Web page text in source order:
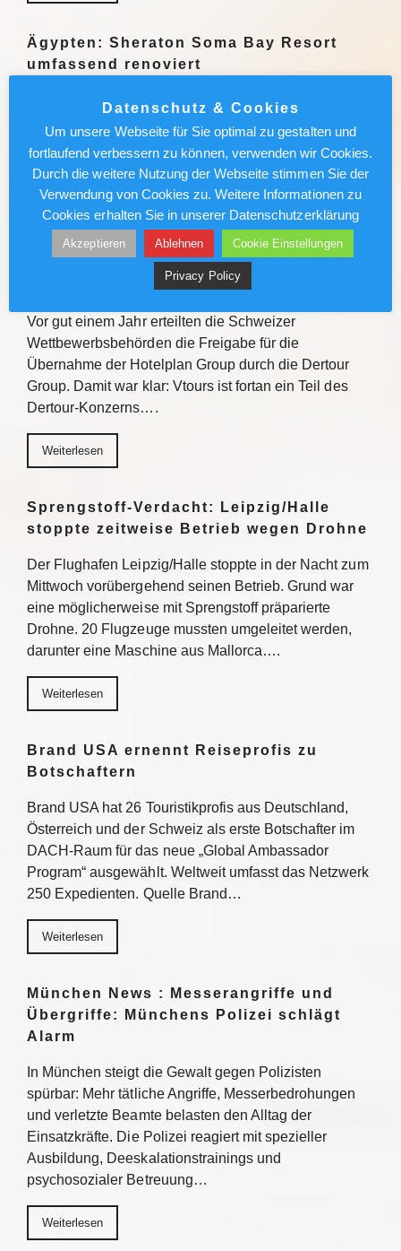
Ägypten: Sheraton Soma Bay Resort
umfassend renoviert
Das Sheraton Soma Bay Resort hat die umfassende
sowie Lobby und Restaurants des Fünf-Sterne-
Hauses in Ägypten wurden neu gestaltet. Quelle Das
Sheraton Soma Bay Resort hat…
Weiterlesen
Vtours: IT-Wechsel kommt voran
Vor gut einem Jahr erteilten die Schweizer
Wettbewerbsbehörden die Freigabe für die
Übernahme der Hotelplan Group durch die Dertour
Group. Damit war klar: Vtours ist fortan ein Teil des
Dertour-Konzerns….
Weiterlesen
Sprengstoff-Verdacht: Leipzig/Halle
stoppte zeitweise Betrieb wegen Drohne
Der Flughafen Leipzig/Halle stoppte in der Nacht zum
Mittwoch vorübergehend seinen Betrieb. Grund war
eine möglicherweise mit Sprengstoff präparierte
Drohne. 20 Flugzeuge mussten umgeleitet werden,
darunter eine Maschine aus Mallorca….
Weiterlesen
Brand USA ernennt Reiseprofis zu
Botschaftern
Brand USA hat 26 Touristikprofis aus Deutschland,
Österreich und der Schweiz als erste Botschafter im
DACH-Raum für das neue „Global Ambassador
Program“ ausgewählt. Weltweit umfasst das Netzwerk
250 Expedienten. Quelle Brand…
Weiterlesen
München News : Messerangriffe und
Übergriffe: Münchens Polizei schlägt
Alarm
In München steigt die Gewalt gegen Polizisten
spürbar: Mehr tätliche Angriffe, Messerbedrohungen
und verletzte Beamte belasten den Alltag der
Einsatzkräfte. Die Polizei reagiert mit spezieller
Ausbildung, Deeskalationstrainings und
psychosozialer Betreuung…
Weiterlesen
Datenschutz & Cookies
Um unsere Webseite für Sie optimal zu gestalten und
fortlaufend verbessern zu können, verwenden wir Cookies.
Durch die weitere Nutzung der Webseite stimmen Sie der
Verwendung von Cookies zu. Weitere Informationen zu
Cookies erhalten Sie in unserer Datenschutzerklärung
Akzeptieren Ablehnen Cookie Einstellungen
Privacy Policy